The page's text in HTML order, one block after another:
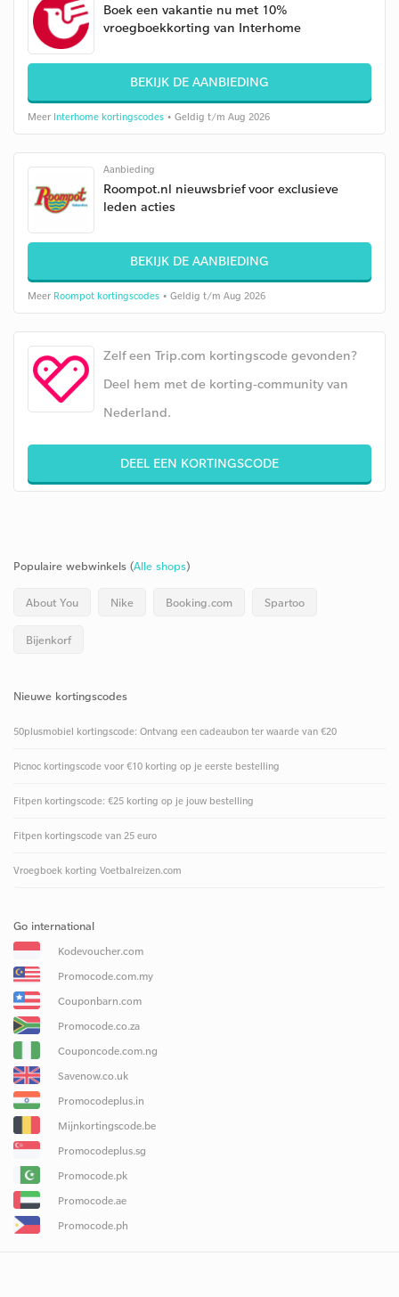
Boek een vakantie nu met 10%
vroegboekkorting van Interhome
BEKIJK DE AANBIEDING
Meer Interhome kortingscodes • Geldig t/m Aug 2026
Aanbieding
Roompot.nl nieuwsbrief voor exclusieve
leden acties
BEKIJK DE AANBIEDING
Meer Roompot kortingscodes • Geldig t/m Aug 2026
Zelf een Trip.com kortingscode gevonden?
Deel hem met de korting-community van
Nederland.
DEEL EEN KORTINGSCODE
Populaire webwinkels (Alle shops)
About You Nike Booking.com Spartoo
Bijenkorf
Nieuwe kortingscodes
50plusmobiel kortingscode: Ontvang een cadeaubon ter waarde van €20
Picnoc kortingscode voor €10 korting op je eerste bestelling
Fitpen kortingscode: €25 korting op je jouw bestelling
Fitpen kortingscode van 25 euro
Vroegboek korting Voetbalreizen.com
Go international
Kodevoucher.com
Promocode.com.my
Couponbarn.com
Promocode.co.za
Couponcode.com.ng
Savenow.co.uk
Promocodeplus.in
Mijnkortingscode.be
Promocodeplus.sg
Promocode.pk
Promocode.ae
Promocode.ph